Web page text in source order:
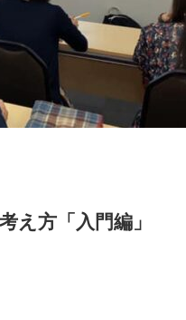
え方「入門編」